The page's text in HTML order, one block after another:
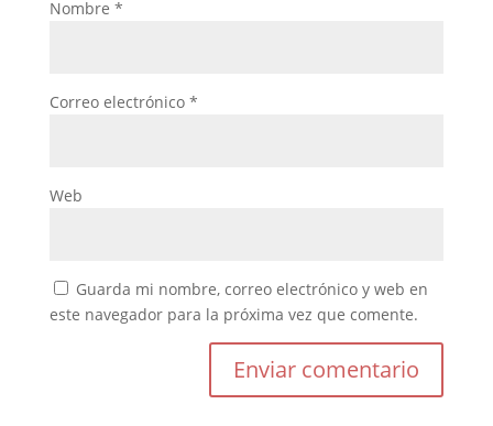
Nombre *
Correo electrónico *
Web
Guarda mi nombre, correo electrónico y web en
este navegador para la próxima vez que comente.